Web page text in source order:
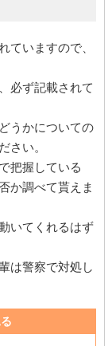
ていますので、
必ず記載されて
うかについての
さい。
把握している
か調べて貰えま
いてくれるはず
は警察で対処し